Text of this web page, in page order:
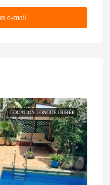
e-mail
LOCATION LONGUE DURÉE